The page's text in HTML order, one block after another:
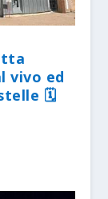
vivo ed
🗓